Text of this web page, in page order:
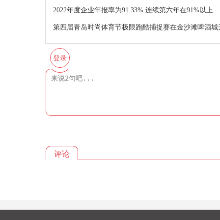
2022年度企业年报率为91.33% 连续第六年在91%以上
第四届青岛时尚体育节极限跑酷捕捉赛在金沙滩啤酒城
登录
评论